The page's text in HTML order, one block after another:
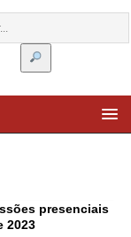
presenciais
2023